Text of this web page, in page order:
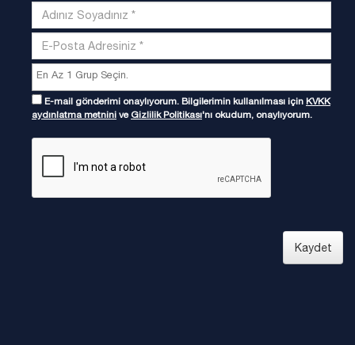
E-mail gönderimi onaylıyorum. Bilgilerimin kullanılması için KVKK
aydınlatma metnini ve Gizlilik Politikası'nı okudum, onaylıyorum.
Kaydet